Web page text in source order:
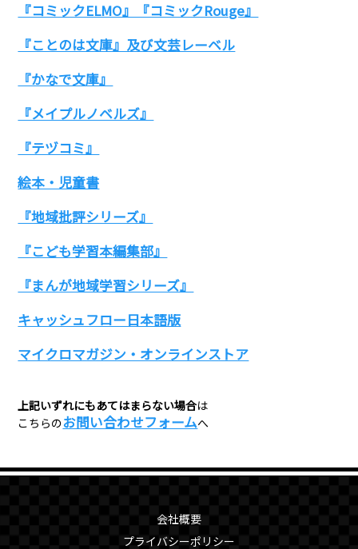
『コミックELMO』『コミックRouge』
『ことのは文庫』及び文芸レーベル
『かなで文庫』
『メイプルノベルズ』
『テヅコミ』
絵本・児童書
『地域批評シリーズ』
『こども学習本編集部』
『まんが地域学習シリーズ』
キャッシュフロー日本語版
マイクロマガジン・オンラインストア
上記いずれにもあてはまらない場合は
こちらのお問い合わせフォームへ
会社概要
プライバシーポリシー